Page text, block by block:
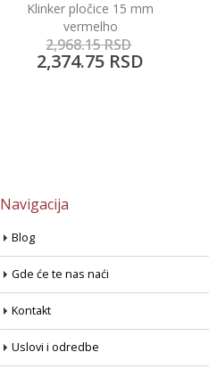
Taiga ebano
1,035.00RSD
828.00 RSD
Navigacija
Blog
Gde će te nas naći
Kontakt
Uslovi i odredbe